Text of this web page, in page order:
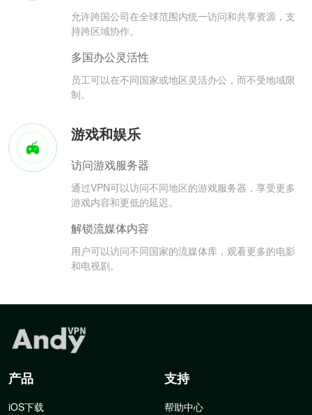
允许跨国公司在全球范围内统一访问和共享资源，支
持跨区域协作。
多国办公灵活性
员工可以在不同国家或地区灵活办公，而不受地域限
制。
游戏和娱乐
访问游戏服务器
通过VPN可以访问不同地区的游戏服务器，享受更多
游戏内容和更低的延迟。
解锁流媒体内容
用户可以访问不同国家的流媒体库，观看更多的电影
和电视剧。
产品
iOS下载
支持
帮助中心